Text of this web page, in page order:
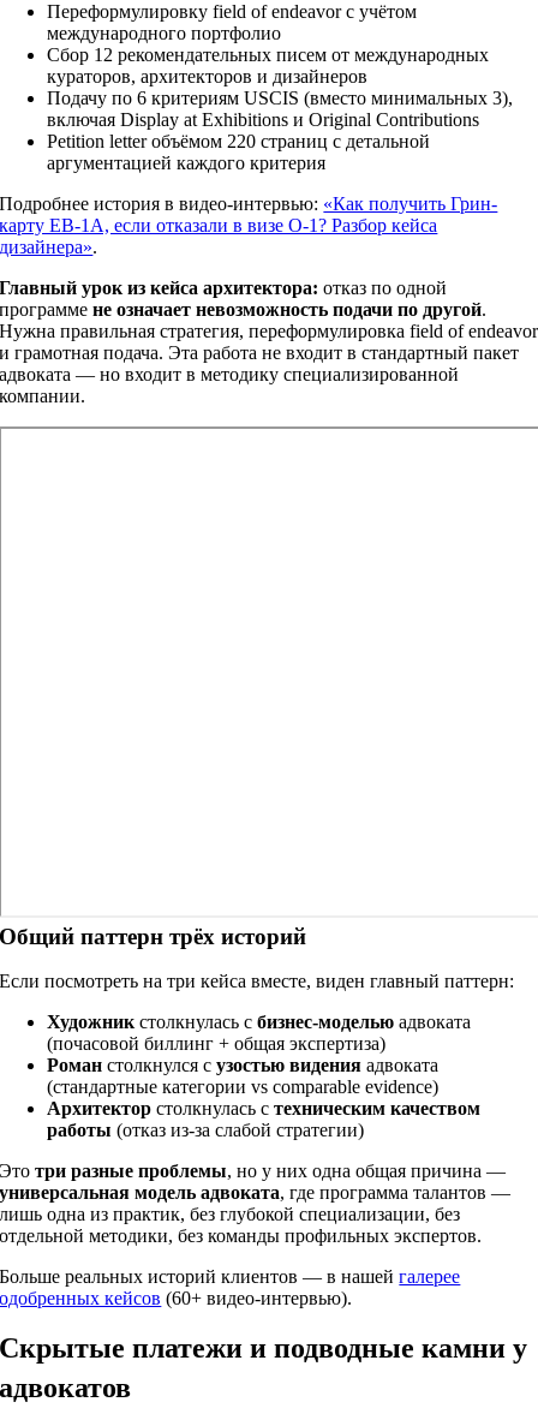
Переформулировку field of endeavor с учётом
международного портфолио
Сбор 12 рекомендательных писем от международных
кураторов, архитекторов и дизайнеров
Подачу по 6 критериям USCIS (вместо минимальных 3),
включая Display at Exhibitions и Original Contributions
Petition letter объёмом 220 страниц с детальной
аргументацией каждого критерия
Подробнее история в видео-интервью: «Как получить Грин-
карту EB-1A, если отказали в визе O-1? Разбор кейса
дизайнера».
Главный урок из кейса архитектора: отказ по одной
программене означает невозможность подачи по другой.
Нужна правильная стратегия, переформулировка field of endeavor
и грамотная подача. Эта работа не входит в стандартный пакет
адвоката — но входит в методику специализированной
компании.
Общий паттерн трёх историй
Если посмотреть на три кейса вместе, виден главный паттерн:
Художник столкнулась сбизнес-моделью адвоката
(почасовой биллинг + общая экспертиза)
Роман столкнулся сузостью видения адвоката
(стандартные категории vs comparable evidence)
Архитектор столкнулась стехническим качеством
работы (отказ из-за слабой стратегии)
Этотри разные проблемы, но у них одна общая причина —
универсальная модель адвоката, где программа талантов —
лишь одна из практик, без глубокой специализации, без
отдельной методики, без команды профильных экспертов.
Больше реальных историй клиентов — в нашейгалерее
одобренных кейсов (60+ видео-интервью).
Скрытые платежи и подводные камни у
адвокатов